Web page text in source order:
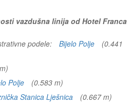
vazdušna linija od Hotel Franca
podele:
Bijelo Polje
(0.441
Polje
(0.583 m)
Stanica Lješnica
(0.667 m)